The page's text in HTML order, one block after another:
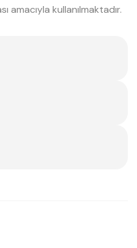
amacıyla kullanılmaktadır.